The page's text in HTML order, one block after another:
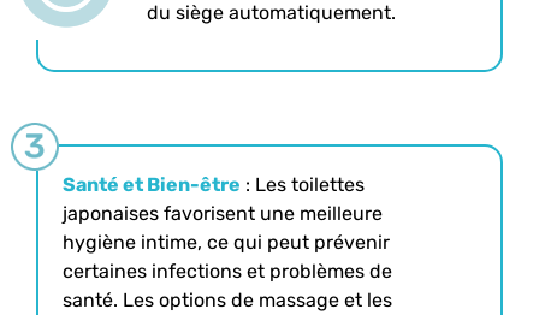
du siège automatiquement.
Santé et Bien-être : Les toilettes
japonaises favorisent une meilleure
hygiène intime, ce qui peut prévenir
certaines infections et problèmes de
santé. Les options de massage et les